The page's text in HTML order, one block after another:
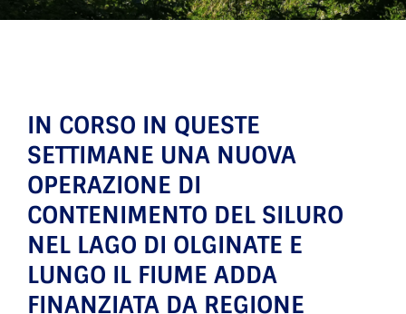
IN CORSO IN QUESTE
SETTIMANE UNA NUOVA
OPERAZIONE DI
CONTENIMENTO DEL SILURO
NEL LAGO DI OLGINATE E
LUNGO IL FIUME ADDA
FINANZIATA DA REGIONE